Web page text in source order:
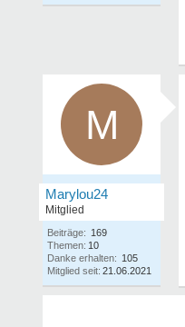
M
Marylou24
Mitglied
Beiträge: 169
Themen: 10
Danke erhalten: 105
Mitglied seit: 21.06.2021